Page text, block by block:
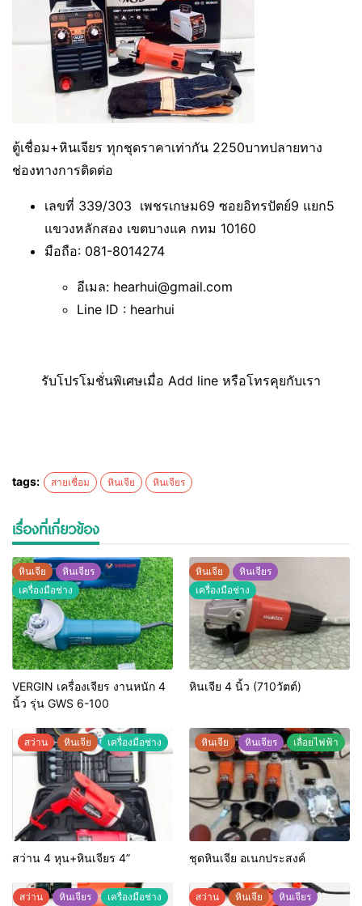
ตู้เชื่อม+หินเจียร ทุกชุดราคาเท่ากัน 2250บาทปลายทาง
ช่องทางการติดต่อ
เลขที่ 339/303 เพชรเกษม69 ซอยอิทรปัตย์9 แยก5
แขวงหลักสอง เขตบางแค กทม 10160
มือถือ: 081-8014274
อีเมล: hearhui@gmail.com
Line ID : hearhui
รับโปรโมชั่นพิเศษเมื่อ Add line หรือโทรคุยกับเรา
tags: สายเชื่อม หินเจีย หินเจียร
เรื่องที่เกี่ยวข้อง
หินเจีย
หินเจียร
เครื่องมือช่าง
VERGIN เครื่องเจียร งานหนัก 4
นิ้ว รุ่น GWS 6-100
หินเจีย
หินเจียร
เครื่องมือช่าง
หินเจีย 4 นิ้ว (710วัตต์)
สว่าน หินเจีย เครื่องมือช่าง
สว่าน 4 หุน+หินเจียร 4”
หินเจีย หินเจียร เลื่อยไฟฟ้า
ชุดหินเจีย อเนกประสงค์
สว่าน หินเจียร เครื่องมือช่าง สว่าน หินเจีย หินเจียร